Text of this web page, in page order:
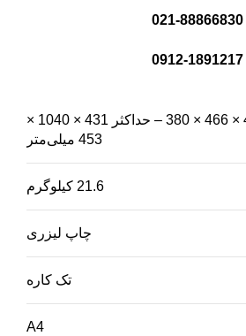
021-88866830
0912-1891217
حداقل 431 × 466 × 380 – حداکثر 431 × 1040 ×
453 میلی‌متر
21.6 کیلوگرم
چاپ لیزری
تک کاره
A4